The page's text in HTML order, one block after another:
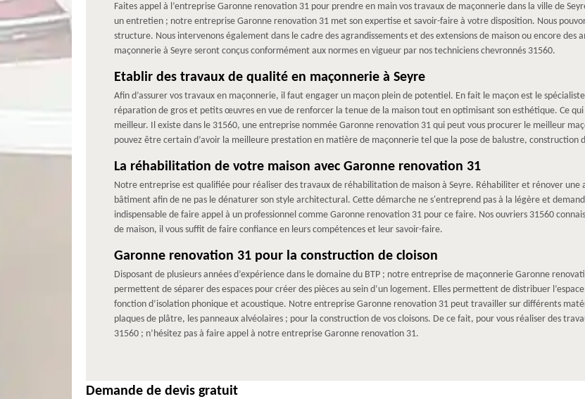
Faites appel à l’entreprise Garonne renovation 31 pour prendre en main vos travaux de maçonnerie dans la ville de
un entretien ; notre entreprise Garonne renovation 31 met son expertise et savoir-faire à votre disposition. Nous
structure. Nous intervenons également dans le cadre des agrandissements et des extensions de maison ou encore des
maçonnerie à Seyre seront conçus conformément aux normes en vigueur par nos techniciens chevronnés 31560.
Etablir des travaux de qualité en maçonnerie à Seyre
Afin d’assurer vos travaux en maçonnerie, il faut engager un maçon plein de potentiel. En fait le maçon est le
réparation de gros et petits œuvres en vue de renforcer la tenue de la maison tout en optimisant son esthétique. Ce
meilleur. Il existe dans le 31560, une entreprise nommée Garonne renovation 31 qui peut vous procurer le meilleur
pouvez être certain d’avoir la meilleure prestation en matière de maçonnerie tel que la pose de balustre, construction
La réhabilitation de votre maison avec Garonne renovation 31
Notre entreprise est qualifiée pour réaliser des travaux de réhabilitation de maison à Seyre. Réhabiliter et rénover
bâtiment afin de ne pas le dénaturer son style architectural. Cette démarche ne s'entreprend pas à la légère et
indispensable de faire appel à un professionnel comme Garonne renovation 31 pour ce faire. Nos ouvriers 31560
de maison, il vous suffit de faire confiance en leurs compétences et leur savoir-faire.
Garonne renovation 31 pour la construction de cloison
Disposant de plusieurs années d’expérience dans le domaine du BTP ; notre entreprise de maçonnerie Garonne
permettent de séparer des espaces pour créer des pièces au sein d’un logement. Elles permettent de distribuer
fonction d’isolation phonique et acoustique. Notre entreprise Garonne renovation 31 peut travailler sur différents
plaques de plâtre, les panneaux alvéolaires ; pour la construction de vos cloisons. De ce fait, pour vous réaliser des
31560 ; n’hésitez pas à faire appel à notre entreprise Garonne renovation 31.
Demande de devis gratuit